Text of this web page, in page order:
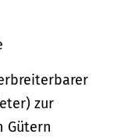
zur
Gütern